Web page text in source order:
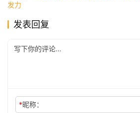
公
司
发力
发表回复
*昵称：